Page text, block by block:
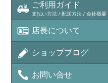
ご利用ガイド
支払い方法 / 配送方法 / 会社概要
店長について
ショップブログ
お問い合せ